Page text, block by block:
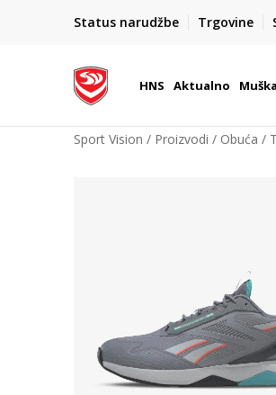
Status narudžbe Trgovine
BOX
Dostava 1,50 €
| Više od 800
HNS Aktualno
Sport Vision Proizvodi Obuća